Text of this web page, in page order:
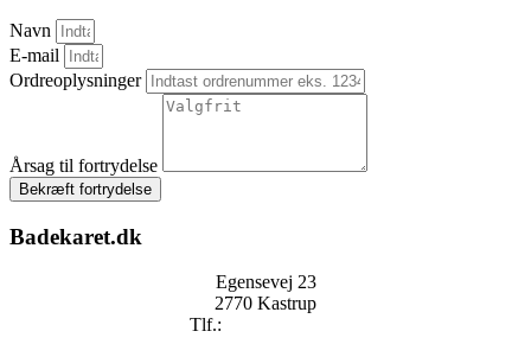
Navn
E-mail
Ordreoplysninger
Årsag til fortrydelse
Bekræft fortrydelse
Badekaret.dk
Egensevej 23
2770 Kastrup
Tlf.: